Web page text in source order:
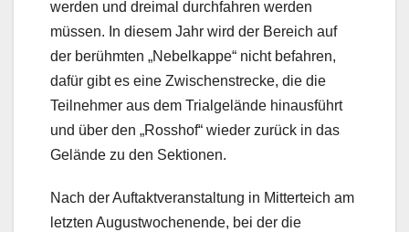
werden und dreimal durchfahren werden
müssen. In diesem Jahr wird der Bereich auf
der berühmten „Nebelkappe“ nicht befahren,
dafür gibt es eine Zwischenstrecke, die die
Teilnehmer aus dem Trialgelände hinausführt
und über den „Rosshof“ wieder zurück in das
Gelände zu den Sektionen.
Nach der Auftaktveranstaltung in Mitterteich am
letzten Augustwochenende, bei der die